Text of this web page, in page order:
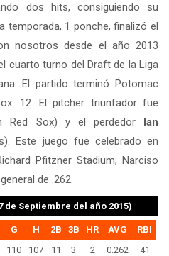
dos hits, consiguiendo su
temporada, 1 ponche, finalizó el
nosotros desde el año 2013
cuarto turno del Draft de la Liga
El partido terminó Potomac
12. El pitcher triunfador fue
Red Sox) y el perdedor Ian
Este juego fue celebrado en
Pfitzner Stadium; Narciso
de .262.
de Septiembre del año 2015)
G H 2B 3B HR AVG
RBI
110 107 11 3 2 0.262 41